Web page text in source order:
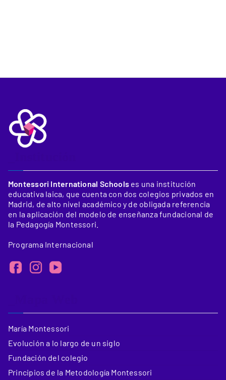
Montessori International Schools es una institución
educativa laica, que cuenta con dos colegios privados en
Madrid, de alto nivel académico y de obligada referencia
en la aplicación del modelo de enseñanza fundacional de
la Pedagogía Montessori.
Programa Internacional
María Montessori
Evolución a lo largo de un siglo
Fundación del colegio
Principios de la Metodología Montessori